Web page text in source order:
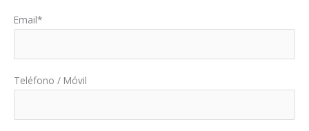
Email*
Teléfono / Móvil